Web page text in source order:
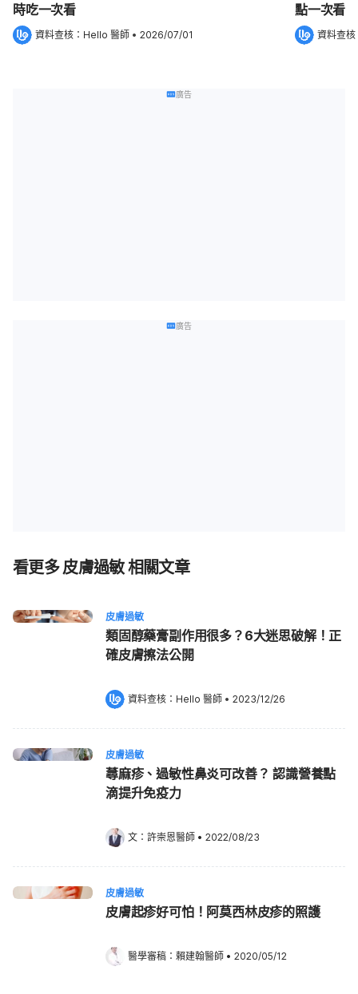
時吃一次看
資料查核： Hello 醫師 • 2026/07/01
點一次看
資料查核
廣告
廣告
看更多 皮膚過敏 相關文章
皮膚過敏
類固醇藥膏副作用很多？6大迷思破解！正
確皮膚擦法公開
資料查核： Hello 醫師 • 2023/12/26
皮膚過敏
蕁麻疹、過敏性鼻炎可改善？ 認識營養點
滴提升免疫力
文： 許崇恩醫師 • 2022/08/23
皮膚過敏
皮膚起疹好可怕！阿莫西林皮疹的照護
醫學審稿： 賴建翰醫師 • 2020/05/12